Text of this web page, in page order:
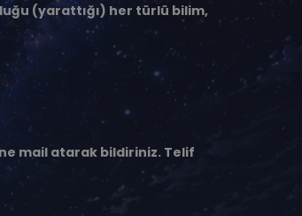
(yarattığı) her türlü bilim,
mail atarak bildiriniz. Telif